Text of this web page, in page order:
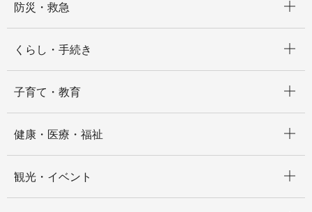
防災・救急
くらし・手続き
子育て・教育
健康・医療・福祉
観光・イベント